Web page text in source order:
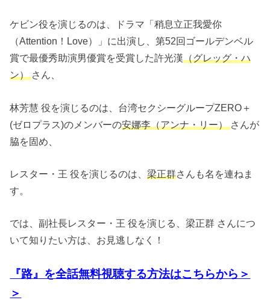
ケビン役を演じるのは、ドラマ「稍息立正我愛你
（Attention！Love）」に出演し、第52回ゴールデンベル
賞で最優秀助演男優賞を受賞した許光漢（グレッグ・ハ
ン）さん、
林芳慧 役を演じるのは、台湾セクシーグループZERO＋
(ゼロプラス)のメンバーの安娜李（アンナ・リー） さんが
脇を固め、
レスター・王 役を演じるのは、梁正群さんも名を連ねま
す。
では、副社長レスター・王 役を演じる、梁正群 さんにつ
いて知りたい方は、お見逃しなく！
『路』を全話無料視聴する方法はこちらから＞
＞